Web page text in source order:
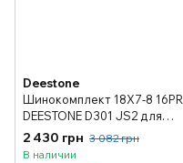
Deestone
Шинокомплект 18X7-8 16PR
DEESTONE D301 JS2 для
погрузчиков
2 430 грн 3 082 грн
В наличии